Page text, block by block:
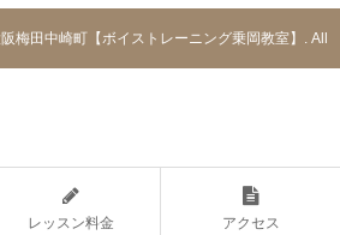
梅田中崎町【ボイストレーニング乗岡教室】. All
レッスン料金 アクセス